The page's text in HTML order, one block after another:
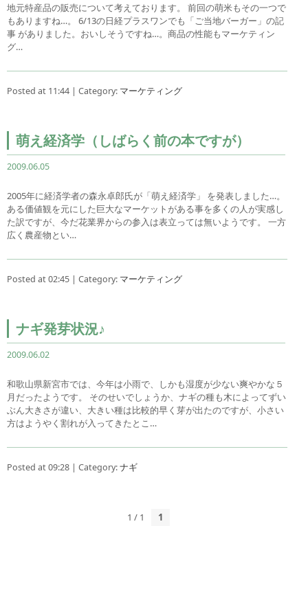
地元特産品の販売について考えております。 前回の萌米もその一つで
もありますね…。 6/13の日経プラスワンでも「ご当地バーガー」の記
事 がありました。おいしそうですね…。商品の性能もマーケティン
グ…
Posted at 11:44 | Category: マーケティング
萌え経済学（しばらく前の本ですが）
2009.06.05
2005年に経済学者の森永卓郎氏が「萌え経済学」 を発表しました…。
ある価値観を元にした巨大なマーケットがある事を多くの人が実感し
た訳ですが、今だ花業界からの参入は表立っては無いようです。 一方
広く農産物とい…
Posted at 02:45 | Category: マーケティング
ナギ発芽状況♪
2009.06.02
和歌山県新宮市では、今年は小雨で、しかも湿度が少ない爽やかな５
月だったようです。 そのせいでしょうか、ナギの種も木によってずい
ぶん大きさが違い、大きい種は比較的早く芽が出たのですが、小さい
方はようやく割れが入ってきたとこ…
Posted at 09:28 | Category:ナギ
1 / 1 1